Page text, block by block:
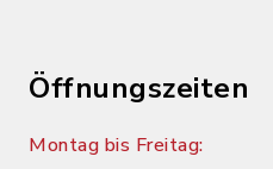
Öffnungszeiten
Montag bis Freitag: